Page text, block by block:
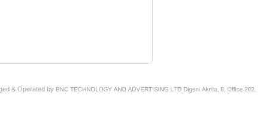
& Operated by